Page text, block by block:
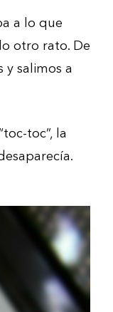
a lo que
otro rato. De
salimos a
toc”, la